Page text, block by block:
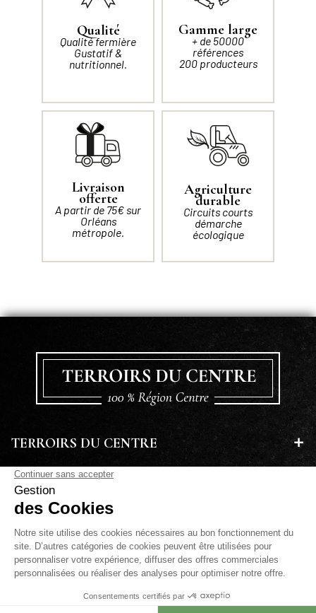
Qualité
Qualité fermière
Gustatif &
nutritionnel.
Gamme large
+ de 50000
références
200 producteurs
Livraison
offerte
A partir de 75€ sur
Orléans
métropole.
Agriculture
durable
Circuits courts
démarche
écologique
TERROIRS DU CENTRE
EN SAVOIR PLUS
A PROPOS
LETTRE D'INFORMATIONS
PAIEMENT SÉCURISÉ